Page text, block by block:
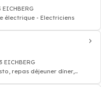
électrique - Electriciens
EICHBERG
repas déjeuner dîner,